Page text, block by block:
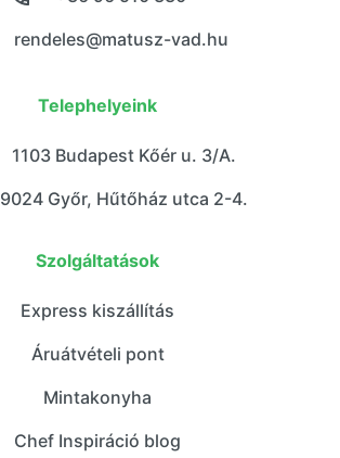
rendeles@matusz-vad.hu
Telephelyeink
9024 Győr, Hűtőház utca 2-4.
1103 Budapest Kőér u. 3/A.
Szolgáltatások
Express kiszállítás
Áruátvételi pont
Mintakonyha
Chef Inspiráció blog